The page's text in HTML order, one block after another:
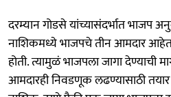
दरम्यान गोडसे यांच्यासंदर्भात भाजप
नाशिकमध्ये भाजपचे तीन आमदार
होती. त्यामुळं भाजपला जागा देण्याची
आमदारही निवडणूक लढण्यासाठी